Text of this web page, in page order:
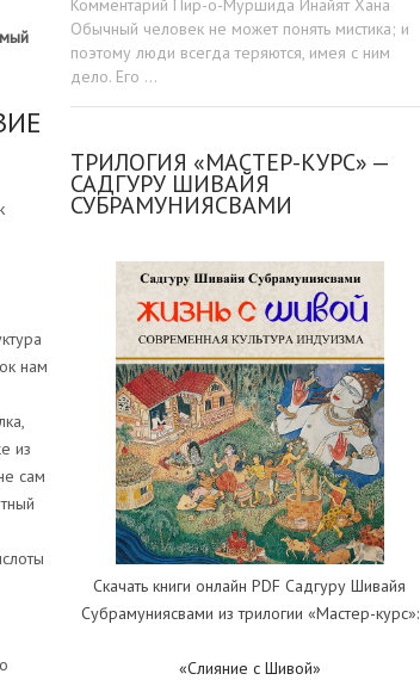
нам
из
сам
Комментарий Пир-о-Муршида Инайят Хана
Обычный человек не может понять мистика; и
поэтому люди всегда теряются, имея с ним
дело. Его …
ТРИЛОГИЯ «МАСТЕР-КУРС» —
САДГУРУ ШИВАЙЯ
СУБРАМУНИЯСВАМИ
Скачать книги онлайн PDF Садгуру Шивайя
Субрамуниясвами из трилогии «Мастер-курс»:
«Слияние с Шивой»